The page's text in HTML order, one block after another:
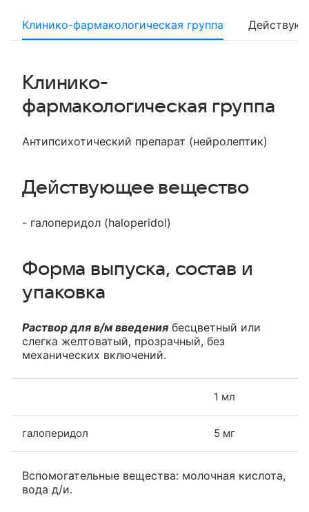
Клинико-фармакологическая группа
Клинико-
фармакологическая группа
Антипсихотический препарат (нейролептик)
Действующее вещество
- галоперидол (haloperidol)
Форма выпуска, состав и
упаковка
Раствор для в/м введения бесцветный или
слегка желтоватый, прозрачный, без
механических включений.
1 мл
галоперидол 5 мг
Вспомогательные вещества: молочная кислота,
вода д/и.